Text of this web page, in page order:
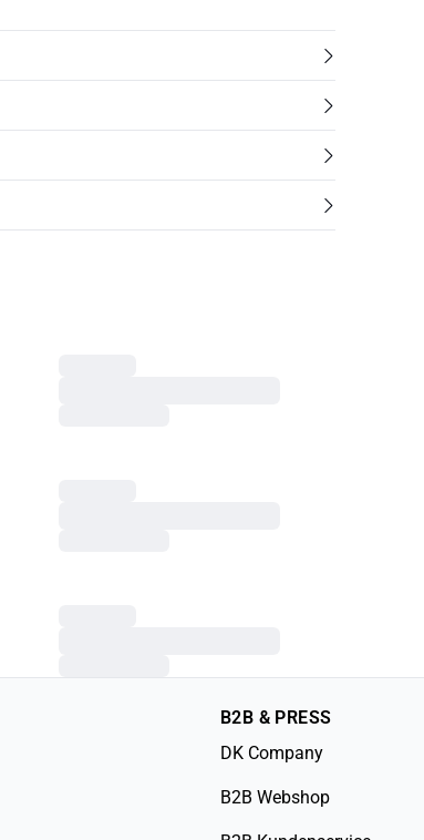
B2B & PRESS
DK Company
B2B Webshop